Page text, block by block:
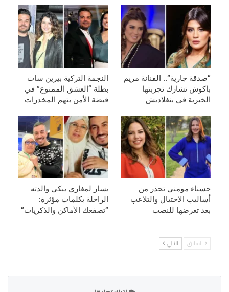
“صدقة جارية”.. الفنانة مريم
باكوش تشارك تجربتها
الخيرية في بنغلاديش
النجمة التركية بيرين سات
بطلة “العشق الممنوع” في
قبضة الأمن بتهم المخدرات
حسناء مومني تحذر من
أساليب الاحتيال والتلاعب
بعد تعرضها للنصب
يسار لمغاري يبكي والدته
الراحلة بكلمات مؤثرة:
“تصفعك الأماكن والذكريات”
السابق التالي